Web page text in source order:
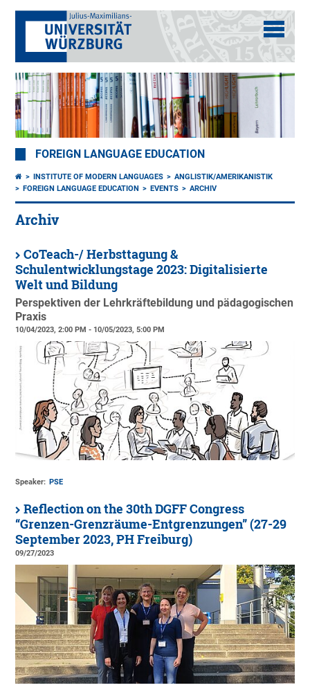
FOREIGN LANGUAGE EDUCATION
INSTITUTE OF MODERN LANGUAGES
ANGLISTIK/AMERIKANISTIK
FOREIGN LANGUAGE EDUCATION
EVENTS ARCHIV
Archiv
CoTeach-/ Herbsttagung &
Schulentwicklungstage 2023: Digitalisierte
Welt und Bildung
Perspektiven der Lehrkräftebildung und pädagogischen
Praxis
10/04/2023, 2:00 PM - 10/05/2023, 5:00 PM
Speaker: PSE
Reflection on the 30th DGFF Congress
“Grenzen-Grenzräume-Entgrenzungen” (27-29
September 2023, PH Freiburg)
09/27/2023